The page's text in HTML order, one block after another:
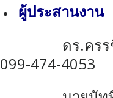
ผู้ประสานงาน
ดร.ครรชิต
099-474-4053